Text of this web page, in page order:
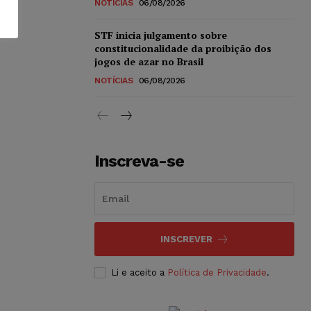
NOTÍCIAS 06/08/2026
STF inicia julgamento sobre
constitucionalidade da proibição dos
jogos de azar no Brasil
NOTÍCIAS 06/08/2026
Inscreva-se
INSCREVER
Li e aceito a Política de Privacidade.